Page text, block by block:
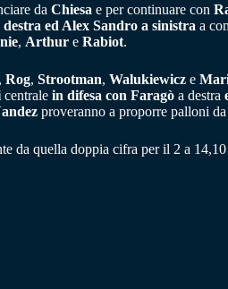
da Chiesa e per continuare con
destra ed Alex Sandro a sinistra a
, Arthur e Rabiot.
, Rog, Strootman, Walukiewicz e
centrale in difesa con Faragò a destra
proveranno a proporre palloni
da quella doppia cifra per il 2 a